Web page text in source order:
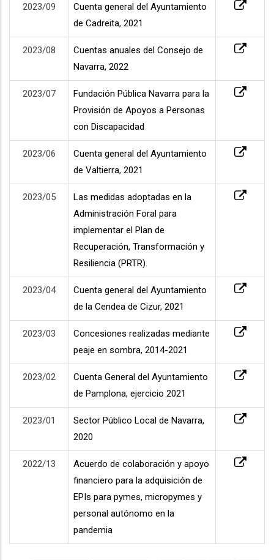
2023/09
Cuenta general del Ayuntamiento
de Cadreita, 2021
2023/08
Cuentas anuales del Consejo de
Navarra, 2022
2023/07
Fundación Pública Navarra para la
Provisión de Apoyos a Personas
con Discapacidad
2023/06
Cuenta general del Ayuntamiento
de Valtierra, 2021
2023/05
Las medidas adoptadas en la
Administración Foral para
implementar el Plan de
Recuperación, Transformación y
Resiliencia (PRTR).
2023/04
Cuenta general del Ayuntamiento
de la Cendea de Cizur, 2021
2023/03
Concesiones realizadas mediante
peaje en sombra, 2014-2021
2023/02
Cuenta General del Ayuntamiento
de Pamplona, ejercicio 2021
2023/01
Sector Público Local de Navarra,
2020
2022/13
Acuerdo de colaboración y apoyo
financiero para la adquisición de
EPIs para pymes, micropymes y
personal autónomo en la
pandemia